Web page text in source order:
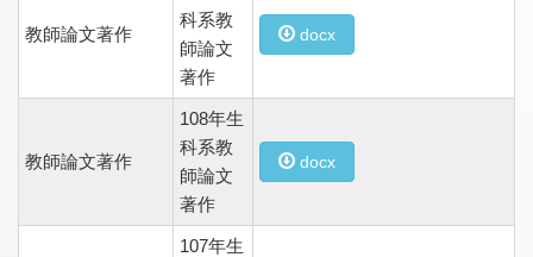
教師論文著作
科系教
師論文
著作
docx
教師論文著作
108年生
科系教
師論文
著作
docx
107年生